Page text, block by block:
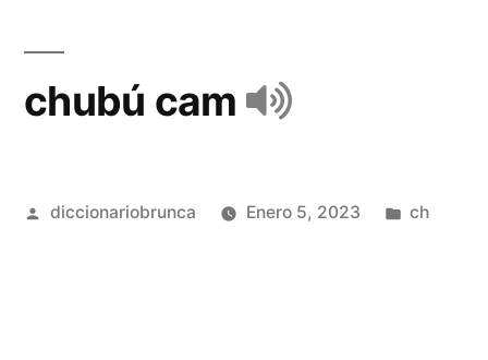
chubú cam
diccionariobrunca Enero 5, 2023 ch